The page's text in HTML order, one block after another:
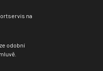
na
odobní
domluvě.